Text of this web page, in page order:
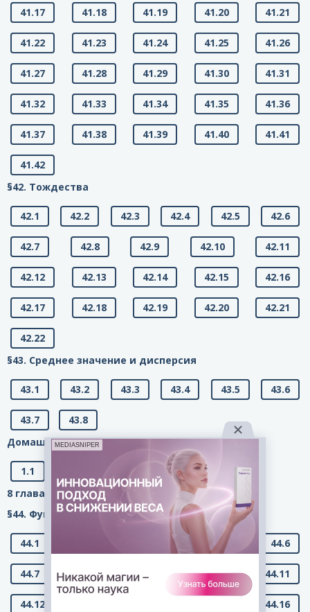
41.17 41.18 41.19 41.20 41.21
41.22 41.23 41.24 41.25 41.26
41.27 41.28 41.29 41.30 41.31
41.32 41.33 41.34 41.35 41.36
41.37 41.38 41.39 41.40 41.41
41.42
§42. Тождества
42.1 42.2 42.3 42.4 42.5 42.6
42.7 42.8 42.9 42.10 42.11
42.12 42.13 42.14 42.15 42.16
42.17 42.18 42.19 42.20 42.21
42.22
§43. Среднее значение и дисперсия
43.1 43.2 43.3 43.4 43.5 43.6
43.7
43.8
Домашняя контрольная работа №7:
1.1
2.2
8 глава. Номера с 44.1 по 47.8 (Функция у = x2.)
§44. Функция у = х2 и её график
44.1 44.4 44.5 44.6
44.7 44.8 44.10 44.11
44.12 44.16
MEDIASNIPER